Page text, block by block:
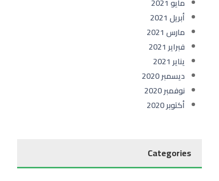
مايو 2021
أبريل 2021
مارس 2021
فبراير 2021
يناير 2021
ديسمبر 2020
نوفمبر 2020
أكتوبر 2020
Categories